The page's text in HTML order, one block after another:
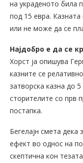
на украденото била
под 15 евра. Казната
или не може да се
Најдобро е да се
Хорст ја опишува
казните се
затворска казна до
сторителите со прв
постапка.
Бегелајн смета
ефект во однос на
скептична кон